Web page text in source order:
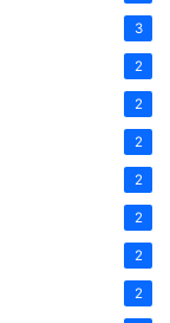
3
2
2
2
2
2
2
2